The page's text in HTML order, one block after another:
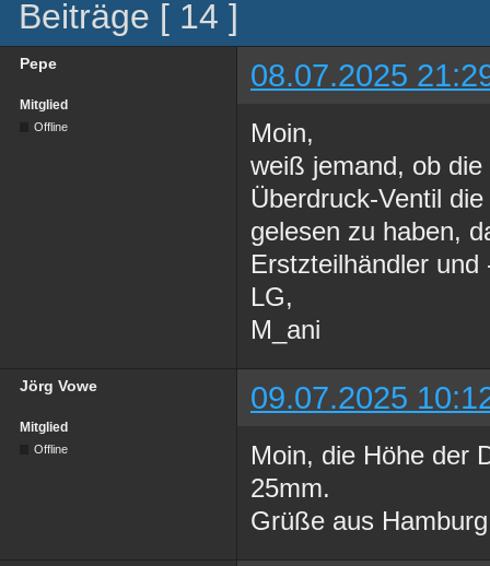
Beiträge [ 14 ]
Pepe 08.07.2025
Mitglied
Offline
Moin,
weiß jemand, ob
Überdruck-Ventil
gelesen zu haben,
Erstzteilhändler
LG,
M_ani
Jörg Vowe 09.07.2025
Mitglied
Offline
Moin, die Höhe der
25mm.
Grüße aus Hamburg